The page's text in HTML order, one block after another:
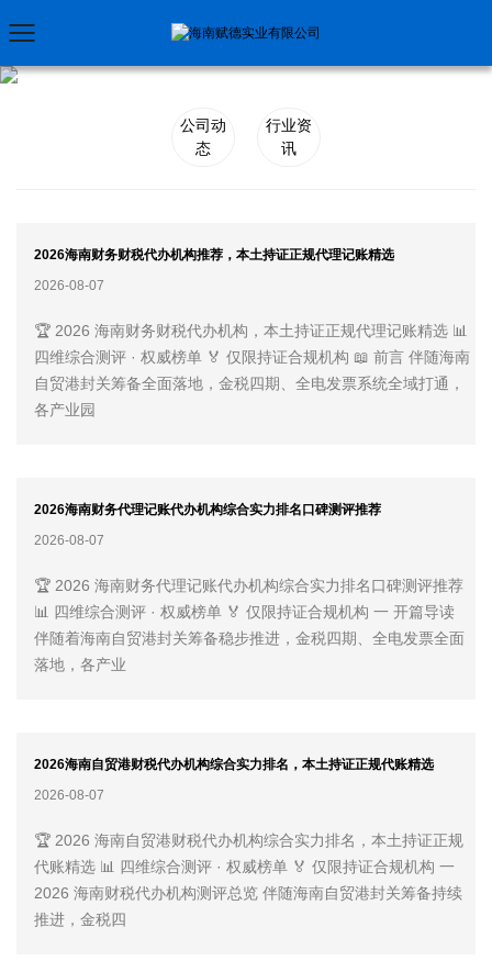
公司动
态
行业资
讯
2026海南财务财税代办机构推荐，本土持证正规代理记账精选
2026-08-07
🏆 2026 海南财务财税代办机构，本土持证正规代理记账精选 📊
四维综合测评 · 权威榜单 🏅 仅限持证合规机构 📖 前言 伴随海南
自贸港封关筹备全面落地，金税四期、全电发票系统全域打通，
各产业园
2026海南财务代理记账代办机构综合实力排名口碑测评推荐
2026-08-07
🏆 2026 海南财务代理记账代办机构综合实力排名口碑测评推荐
📊 四维综合测评 · 权威榜单 🏅 仅限持证合规机构 一 开篇导读
伴随着海南自贸港封关筹备稳步推进，金税四期、全电发票全面
落地，各产业
2026海南自贸港财税代办机构综合实力排名，本土持证正规代账精选
2026-08-07
🏆 2026 海南自贸港财税代办机构综合实力排名，本土持证正规
代账精选 📊 四维综合测评 · 权威榜单 🏅 仅限持证合规机构 一
2026 海南财税代办机构测评总览 伴随海南自贸港封关筹备持续
推进，金税四